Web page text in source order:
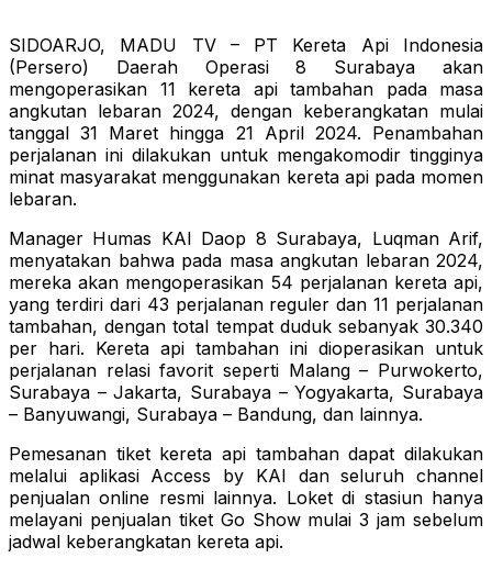
SIDOARJO, MADU TV – PT Kereta Api Indonesia
(Persero) Daerah Operasi 8 Surabaya akan
mengoperasikan 11 kereta api tambahan pada masa
angkutan lebaran 2024, dengan keberangkatan mulai
tanggal 31 Maret hingga 21 April 2024. Penambahan
perjalanan ini dilakukan untuk mengakomodir tingginya
minat masyarakat menggunakan kereta api pada momen
lebaran.
Manager Humas KAI Daop 8 Surabaya, Luqman Arif,
menyatakan bahwa pada masa angkutan lebaran 2024,
mereka akan mengoperasikan 54 perjalanan kereta api,
yang terdiri dari 43 perjalanan reguler dan 11 perjalanan
tambahan, dengan total tempat duduk sebanyak 30.340
per hari. Kereta api tambahan ini dioperasikan untuk
perjalanan relasi favorit seperti Malang – Purwokerto,
Surabaya – Jakarta, Surabaya – Yogyakarta, Surabaya
– Banyuwangi, Surabaya – Bandung, dan lainnya.
Pemesanan tiket kereta api tambahan dapat dilakukan
melalui aplikasi Access by KAI dan seluruh channel
penjualan online resmi lainnya. Loket di stasiun hanya
melayani penjualan tiket Go Show mulai 3 jam sebelum
jadwal keberangkatan kereta api.